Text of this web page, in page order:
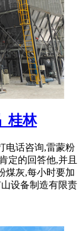
桂林
电话咨询,雷蒙粉
定的回答他,并且
煤灰,每小时要加
设备制造有限责